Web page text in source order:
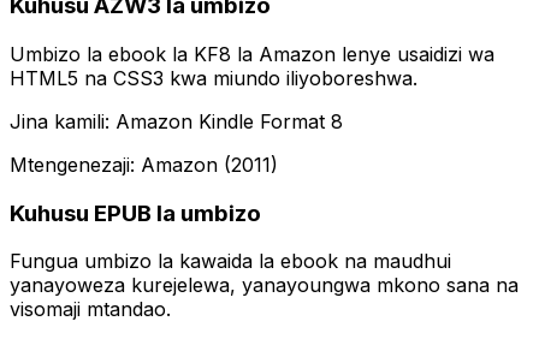
Kuhusu AZW3 la umbizo
Umbizo la ebook la KF8 la Amazon lenye usaidizi wa
HTML5 na CSS3 kwa miundo iliyoboreshwa.
Jina kamili: Amazon Kindle Format 8
Mtengenezaji: Amazon (2011)
Kuhusu EPUB la umbizo
Fungua umbizo la kawaida la ebook na maudhui
yanayoweza kurejelewa, yanayoungwa mkono sana na
visomaji mtandao.